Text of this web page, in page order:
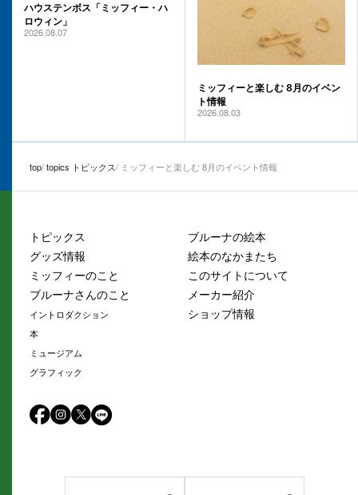
ハウステンボス「ミッフィー・ハ
ロウィン」
2026.08.07
ミッフィーと楽しむ 8月のイベン
ト情報
2026.08.03
top topics トピックス ミッフィーと楽しむ 8月のイベント情報
トピックス
グッズ情報
ミッフィーのこと
ブルーナさんのこと
イントロダクション
本
ミュージアム
グラフィック
ブルーナの絵本
絵本のなかまたち
このサイトについて
メーカー紹介
ショップ情報